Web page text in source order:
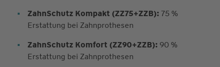
ZahnSchutz Kompakt (ZZ75+ZZB): 75 %
Erstattung bei Zahnprothesen
ZahnSchutz Komfort (ZZ90+ZZB): 90 %
Erstattung bei Zahnprothesen